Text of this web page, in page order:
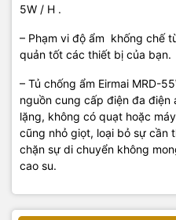
5W / H .
– Phạm vi độ ẩm khống chế
quản tốt các thiết bị của bạn.
– Tủ chống ẩm Eirmai MRD-
nguồn cung cấp điện đa điện
lặng, không có quạt hoặc
cũng nhỏ giọt, loại bỏ sự cần
chặn sự di chuyển không
cao su.